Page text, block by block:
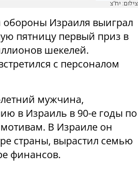
צילום: יח"צ
обороны Израиля выиграл
пятницу первый приз в
шекелей.
с персоналом
мужчина,
в Израиль в 90-е годы по
В Израиле он
страны, вырастил семью
финансов.